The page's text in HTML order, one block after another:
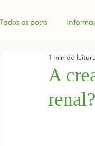
Todos os posts
A
renal?
1 min de leitura